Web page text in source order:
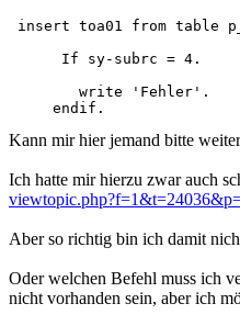
insert toa01 from table
      If sy-subrc = 4.
        write 'Fehler'.
     endif.
Kann mir hier jemand bitte
Ich hatte mir hierzu zwar auch
Aber so richtig bin ich damit
Oder welchen Befehl muss ich
nicht vorhanden sein, aber ich